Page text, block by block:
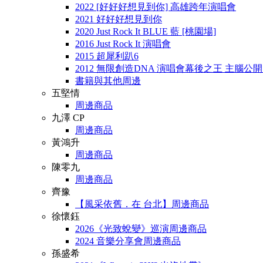
2022 [好好好想見到你] 高雄跨年演唱會
2021 好好好想見到你
2020 Just Rock It BLUE 藍 [桃園場]
2016 Just Rock It 演唱會
2015 超犀利趴6
2012 無限創造DNA 演唱會幕後之王 主腦公
書籍與其他周邊
五堅情
周邊商品
九澤 CP
周邊商品
黃鴻升
周邊商品
陳零九
周邊商品
齊豫
【風采依舊．在 台北】周邊商品
徐懷鈺
2026《光致蛻變》巡演周邊商品
2024 音樂分享會周邊商品
孫盛希